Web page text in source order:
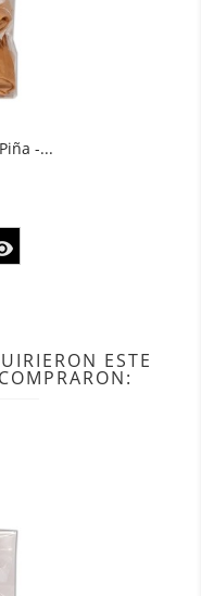
-...
ESTE